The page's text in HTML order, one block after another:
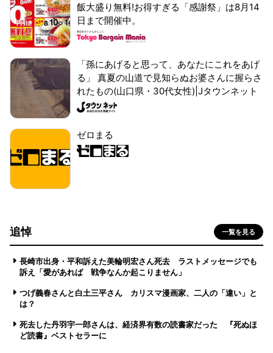
飯大盛り無料!お得すぎる「感謝祭」は8月14
日まで開催中。
「孫にあげると思って、あなたにこれをあげ
る」 真夏の山道で見知らぬお婆さんに握らさ
れたもの(山口県・30代女性)|Jタウンネット
ゼロまる
追悼 一覧を見る
長崎市出身・平和訴えた美輪明宏さん死去 ラストメッセージでも
訴え「愛があれば 戦争なんか起こりません」
つげ義春さんと白土三平さん カリスマ漫画家、二人の「違い」と
は？
死去した丹羽宇一郎さんは、経済界有数の読書家だった 『死ぬほ
ど読書』ベストセラーに